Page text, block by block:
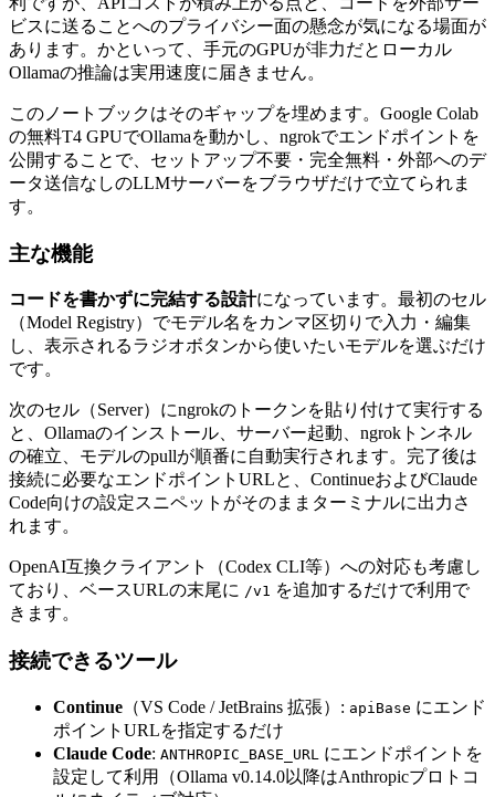
ビスに送ることへのプライバシー面の懸念が気になる場面が
あります。かといって、手元のGPUが非力だとローカル
Ollamaの推論は実用速度に届きません。
このノートブックはそのギャップを埋めます。Google Colab
の無料T4 GPUでOllamaを動かし、ngrokでエンドポイントを
公開することで、セットアップ不要・完全無料・外部へのデ
ータ送信なしのLLMサーバーをブラウザだけで立てられま
す。
主な機能
コードを書かずに完結する設計になっています。最初のセル
（Model Registry）でモデル名をカンマ区切りで入力・編集
し、表示されるラジオボタンから使いたいモデルを選ぶだけ
です。
次のセル（Server）にngrokのトークンを貼り付けて実行する
と、Ollamaのインストール、サーバー起動、ngrokトンネル
の確立、モデルのpullが順番に自動実行されます。完了後は
接続に必要なエンドポイントURLと、ContinueおよびClaude
Code向けの設定スニペットがそのままターミナルに出力さ
れます。
OpenAI互換クライアント（Codex CLI等）への対応も考慮し
ており、ベースURLの末尾に /v1 を追加するだけで利用で
きます。
接続できるツール
Continue （VS Code / JetBrains 拡張）: apiBase にエンド
ポイントURLを指定するだけ
Claude Code: ANTHROPIC_BASE_URL
にエンドポイントを
設定して利用（Ollama v0.14.0以降はAnthropicプロトコ